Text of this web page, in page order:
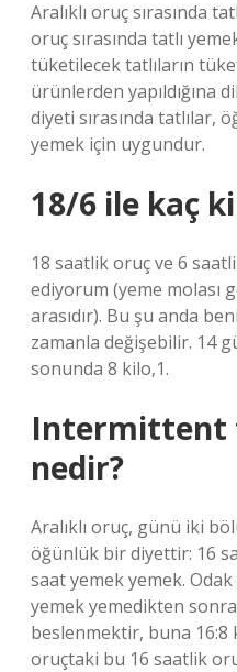
Aralıklı oruç sırasında
oruç sırasında tatlı
tüketilecek tatlıların
ürünlerden yapıldığına
diyeti sırasında tatlılar,
yemek için uygundur.
18/6 ile kaç
18 saatlik oruç ve 6
ediyorum (yeme molası
arasıdır). Bu şu anda
zamanla değişebilir. 14
sonunda 8 kilo,1.
Intermittent
nedir?
Aralıklı oruç, günü iki
öğünlük bir diyettir: 16
saat yemek yemek.
yemek yemedikten
beslenmektir, buna 16:8
oruçtaki bu 16 saatlik